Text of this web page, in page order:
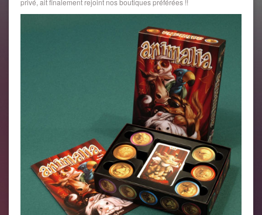
privé, ait finalement rejoint nos boutiques préférées !!